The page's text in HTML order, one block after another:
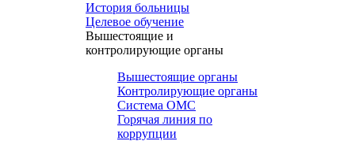
История больницы
Целевое обучение
Вышестоящие и
контролирующие органы
Вышестоящие органы
Контролирующие органы
Система ОМС
Горячая линия по
коррупции